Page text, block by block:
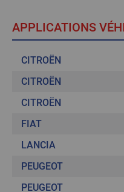
APPLICATIONS
CITROËN
CITROËN
CITROËN
FIAT
LANCIA
PEUGEOT
PEUGEOT